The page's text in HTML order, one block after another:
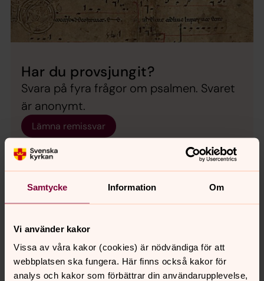
Samtycke Information Om
Vi använder kakor
Vissa av våra kakor (cookies) är nödvändiga för att
webbplatsen ska fungera. Här finns också kakor för
analys och kakor som förbättrar din användarupplevelse,
Har du provsjungit?
Svara på fyra frågor om psalmen. Svaret
är anonymt.
Lämna remissvar
innehåll?
spanga-kista.forsamling@svenskakyrkan.se
Dela